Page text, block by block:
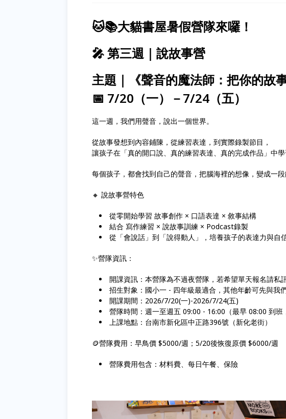
🐱📚大貓書屋暑假營隊來囉！
🎤 第三週｜說故事營
主題｜《聲音的魔法師：把你的故
📅 7/20（一）－7/24（五）
這一週，我們用聲音，說出一個世界。
從故事發想到內容鋪陳，從練習表達，到實際錄製節目，
讓孩子在「真的開口說、真的練習表達、真的完成作品」中學
每個孩子，都會找到自己的聲音，把腦海裡的想像，變成一段
🔸 說故事營特色
從零開始學習 故事創作 × 口語表達 × 敘事結構
結合 寫作練習 × 說故事訓練 × Podcast錄製
從「會說話」到「說得動人」，培養孩子的表達力與自
✨營隊資訊：
開課資訊：本營隊為不過夜營隊，若希望單天報名請私
招生對象：國小一 - 四年級最適合，其他年齡可先與我
開課期間：2026/7/20(一)-2026/7/24(五)
營隊時間：週一至週五 09:00 - 16:00（最早 08:00 到班
上課地點：台南市新化區中正路396號（新化老街）
🪙營隊費用：早鳥價 $5000/週；5/20後恢復原價 $6000/週
營隊費用包含：材料費、每日午餐、保險